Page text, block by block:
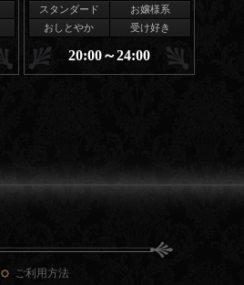
スタンダード
お嬢様系
おしとやか
受け好き
20:00～24:00
ご利用方法